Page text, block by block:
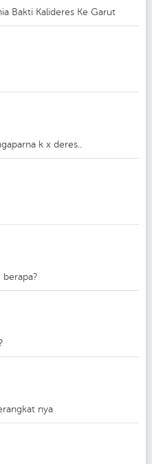
Bakti Kalideres Ke Garut
k x deres..
nya